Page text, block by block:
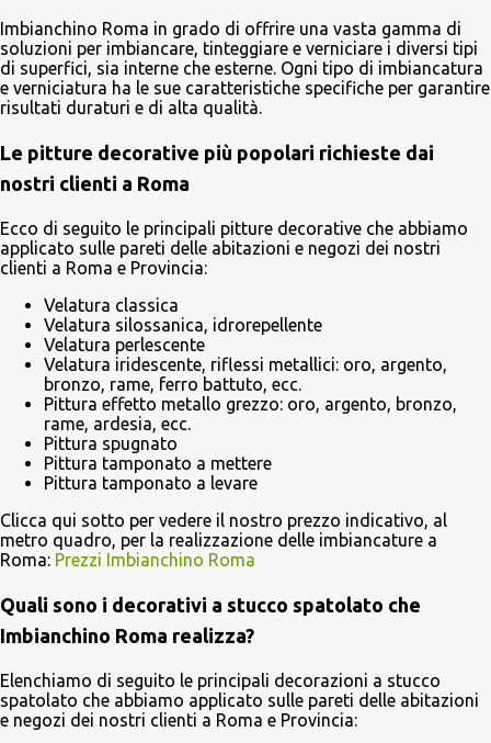
Imbianchino Roma in grado di offrire una vasta gamma di
soluzioni per imbiancare, tinteggiare e verniciare i diversi tipi
di superfici, sia interne che esterne. Ogni tipo di imbiancatura
e verniciatura ha le sue caratteristiche specifiche per garantire
risultati duraturi e di alta qualità.
Le pitture decorative più popolari richieste dai
nostri clienti a Roma
Ecco di seguito le principali pitture decorative che abbiamo
applicato sulle pareti delle abitazioni e negozi dei nostri
clienti a Roma e Provincia:
Velatura classica
Velatura silossanica, idrorepellente
Velatura perlescente
Velatura iridescente, riflessi metallici: oro, argento,
bronzo, rame, ferro battuto, ecc.
Pittura effetto metallo grezzo: oro, argento, bronzo,
rame, ardesia, ecc.
Pittura spugnato
Pittura tamponato a mettere
Pittura tamponato a levare
Clicca qui sotto per vedere il nostro prezzo indicativo, al
metro quadro, per la realizzazione delle imbiancature a
Roma: Prezzi Imbianchino Roma
Quali sono i decorativi a stucco spatolato che
Imbianchino Roma realizza?
Elenchiamo di seguito le principali decorazioni a stucco
spatolato che abbiamo applicato sulle pareti delle abitazioni
e negozi dei nostri clienti a Roma e Provincia: